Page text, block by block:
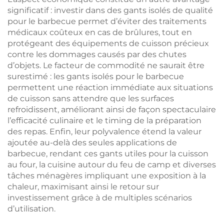
significatif : investir dans des gants isolés de qualité
pour le barbecue permet d’éviter des traitements
médicaux coûteux en cas de brûlures, tout en
protégeant des équipements de cuisson précieux
contre les dommages causés par des chutes
d’objets. Le facteur de commodité ne saurait être
surestimé : les gants isolés pour le barbecue
permettent une réaction immédiate aux situations
de cuisson sans attendre que les surfaces
refroidissent, améliorant ainsi de façon spectaculaire
l’efficacité culinaire et le timing de la préparation
des repas. Enfin, leur polyvalence étend la valeur
ajoutée au-delà des seules applications de
barbecue, rendant ces gants utiles pour la cuisson
au four, la cuisine autour du feu de camp et diverses
tâches ménagères impliquant une exposition à la
chaleur, maximisant ainsi le retour sur
investissement grâce à de multiples scénarios
d’utilisation.